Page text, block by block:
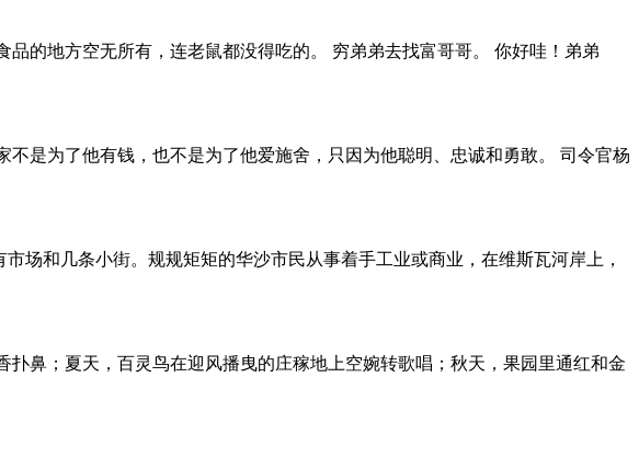
的地方空无所有，连老鼠都没得吃的。 穷弟弟去找富哥哥。 你好哇！弟弟
是为了他有钱，也不是为了他爱施舍，只因为他聪明、忠诚和勇敢。 司令官杨
场和几条小街。规规矩矩的华沙市民从事着手工业或商业，在维斯瓦河岸上，
鼻；夏天，百灵鸟在迎风播曳的庄稼地上空婉转歌唱；秋天，果园里通红和金